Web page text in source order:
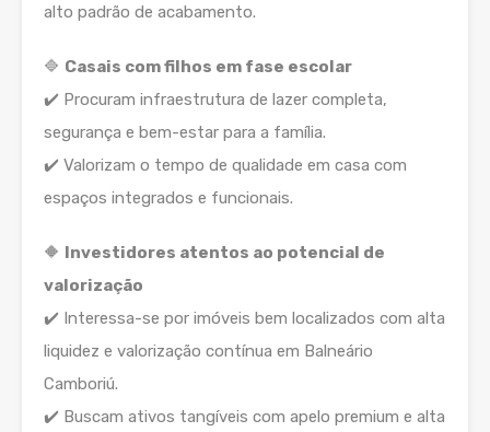
alto padrão de acabamento.
🔷 Casais com filhos em fase escolar
✔️ Procuram infraestrutura de lazer completa,
segurança e bem-estar para a família.
✔️ Valorizam o tempo de qualidade em casa com
espaços integrados e funcionais.
🔶 Investidores atentos ao potencial de
valorização
✔️ Interessa-se por imóveis bem localizados com alta
liquidez e valorização contínua em Balneário
Camboriú.
✔️ Buscam ativos tangíveis com apelo premium e alta